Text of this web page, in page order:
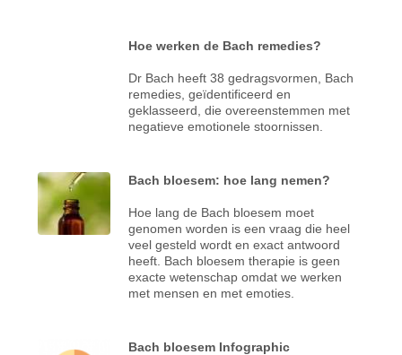
Hoe werken de Bach remedies?
Dr Bach heeft 38 gedragsvormen, Bach
remedies, geïdentificeerd en
geklasseerd, die overeenstemmen met
negatieve emotionele stoornissen.
Bach bloesem: hoe lang nemen?
Hoe lang de Bach bloesem moet
genomen worden is een vraag die heel
veel gesteld wordt en exact antwoord
heeft. Bach bloesem therapie is geen
exacte wetenschap omdat we werken
met mensen en met emoties.
Bach bloesem Infographic